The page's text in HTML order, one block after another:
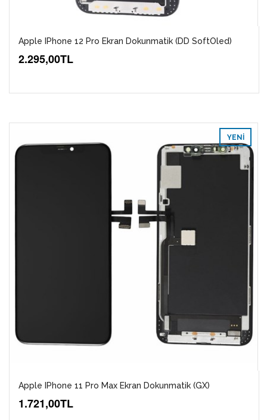
Apple IPhone 12 Pro Ekran Dokunmatik (DD SoftOled)
2.295,00TL
YENI
Apple IPhone 11 Pro Max Ekran Dokunmatik (GX)
1.721,00TL